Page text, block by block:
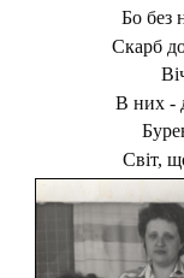
Бо без
Скарб
В них -
Світ,